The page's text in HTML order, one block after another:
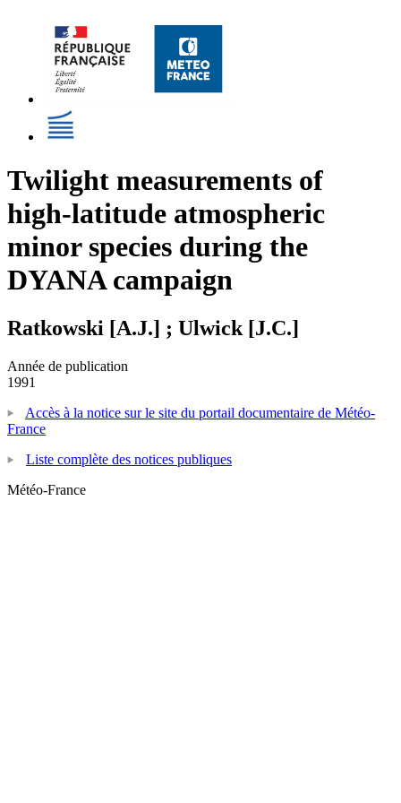
Twilight measurements of
high-latitude atmospheric
minor species during the
DYANA campaign
Ratkowski [A.J.] ; Ulwick [J.C.]
Année de publication
1991
Accès à la notice sur le site du portail documentaire de Météo-
France
Liste complète des notices publiques
Météo-France